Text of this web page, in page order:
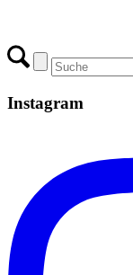
Instagram